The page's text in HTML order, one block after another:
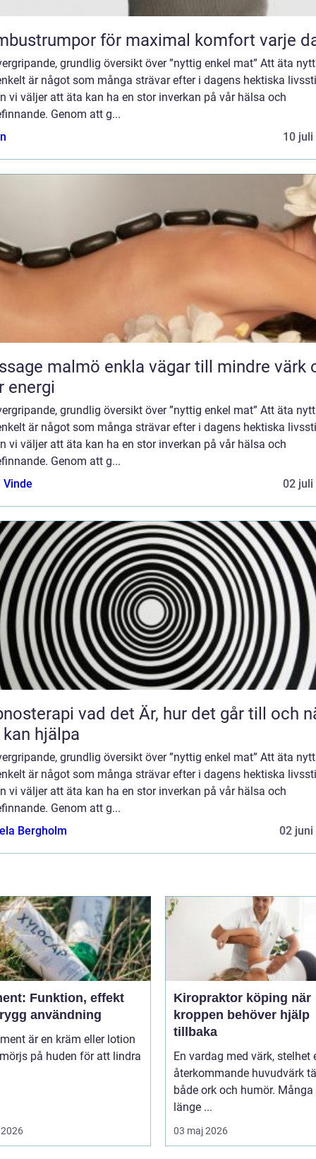
för maximal komfort varje
grundlig översikt över ”nyttig enkel mat” Att äta
är något som många strävar efter i dagens hektiska
vi väljer att äta kan ha en stor inverkan på vår hälsa och
Genom att g...
10 juli
enkla vägar till mindre värk och
energi
grundlig översikt över ”nyttig enkel mat” Att äta
är något som många strävar efter i dagens hektiska
vi väljer att äta kan ha en stor inverkan på vår hälsa och
Genom att g...
Vinde
02 juli
det Är, hur det går till och när
hjälpa
grundlig översikt över ”nyttig enkel mat” Att äta
är något som många strävar efter i dagens hektiska
vi väljer att äta kan ha en stor inverkan på vår hälsa och
Genom att g...
Bergholm
02 juni
Funktion, effekt
användning
är en kräm eller lotion
på huden för att lindra
Kiropraktor köping när
kroppen behöver hjälp
tillbaka
En vardag med värk, stelhet
återkommande huvudvärk
både ork och humör. Många
länge ...
03 maj 2026